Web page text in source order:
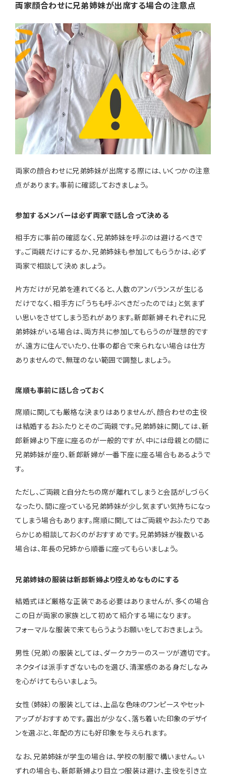
両家顔合わせに兄弟姉妹が出席する場合の注意点
両家の顔合わせに兄弟姉妹が出席する際には、いくつかの注意
点があります。事前に確認しておきましょう。
参加するメンバーは必ず両家で話し合って決める
相手方に事前の確認なく、兄弟姉妹を呼ぶのは避けるべきで
す。ご両親だけにするか、兄弟姉妹も参加してもらうかは、必ず
両家で相談して決めましょう。
片方だけが兄弟を連れてくると、人数のアンバランスが生じる
だけでなく、相手方に「うちも呼ぶべきだったのでは」と気まず
い思いをさせてしまう恐れがあります。新郎新婦それぞれに兄
弟姉妹がいる場合は、両方共に参加してもらうのが理想的です
が、遠方に住んでいたり、仕事の都合で来られない場合は仕方
ありませんので、無理のない範囲で調整しましょう。
席順も事前に話し合っておく
席順に関しても厳格な決まりはありませんが、顔合わせの主役
は結婚するおふたりとそのご両親です。兄弟姉妹に関しては、新
郎新婦より下座に座るのが一般的ですが、中には母親との間に
兄弟姉妹が座り、新郎新婦が一番下座に座る場合もあるようで
す。
ただし、ご両親と自分たちの席が離れてしまうと会話がしづらく
なったり、間に座っている兄弟姉妹が少し気まずい気持ちになっ
てしまう場合もあります。席順に関してはご両親やおふたりであ
らかじめ相談しておくのがおすすめです。兄弟姉妹が複数いる
場合は、年長の兄姉から順番に座ってもらいましょう。
兄弟姉妹の服装は新郎新婦より控えめなものにする
結婚式ほど厳格な正装である必要はありませんが、多くの場合
この日が両家の家族として初めて紹介する場になります。
フォーマルな服装で来てもらうようお願いをしておきましょう。
男性（兄弟）の服装としては、ダークカラーのスーツが適切です。
ネクタイは派手すぎないものを選び、清潔感のある身だしなみ
を心がけてもらいましょう。
女性（姉妹）の服装としては、上品な色味のワンピースやセット
アップがおすすめです。露出が少なく、落ち着いた印象のデザイ
ンを選ぶと、年配の方にも好印象を与えられます。
なお、兄弟姉妹が学生の場合は、学校の制服で構いません。い
ずれの場合も、新郎新婦より目立つ服装は避け、主役を引き立